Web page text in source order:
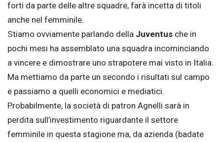
forti da parte delle altre squadre, farà incetta di titoli
anche nel femminile.
Stiamo ovviamente parlando della Juventus che in
pochi mesi ha assemblato una squadra incominciando
a vincere e dimostrare uno strapotere mai visto in Italia.
Ma mettiamo da parte un secondo i risultati sul campo
e passiamo a quelli economici e mediatici.
Probabilmente, la società di patron Agnelli sarà in
perdita sull’investimento riguardante il settore
femminile in questa stagione ma, da azienda (badate